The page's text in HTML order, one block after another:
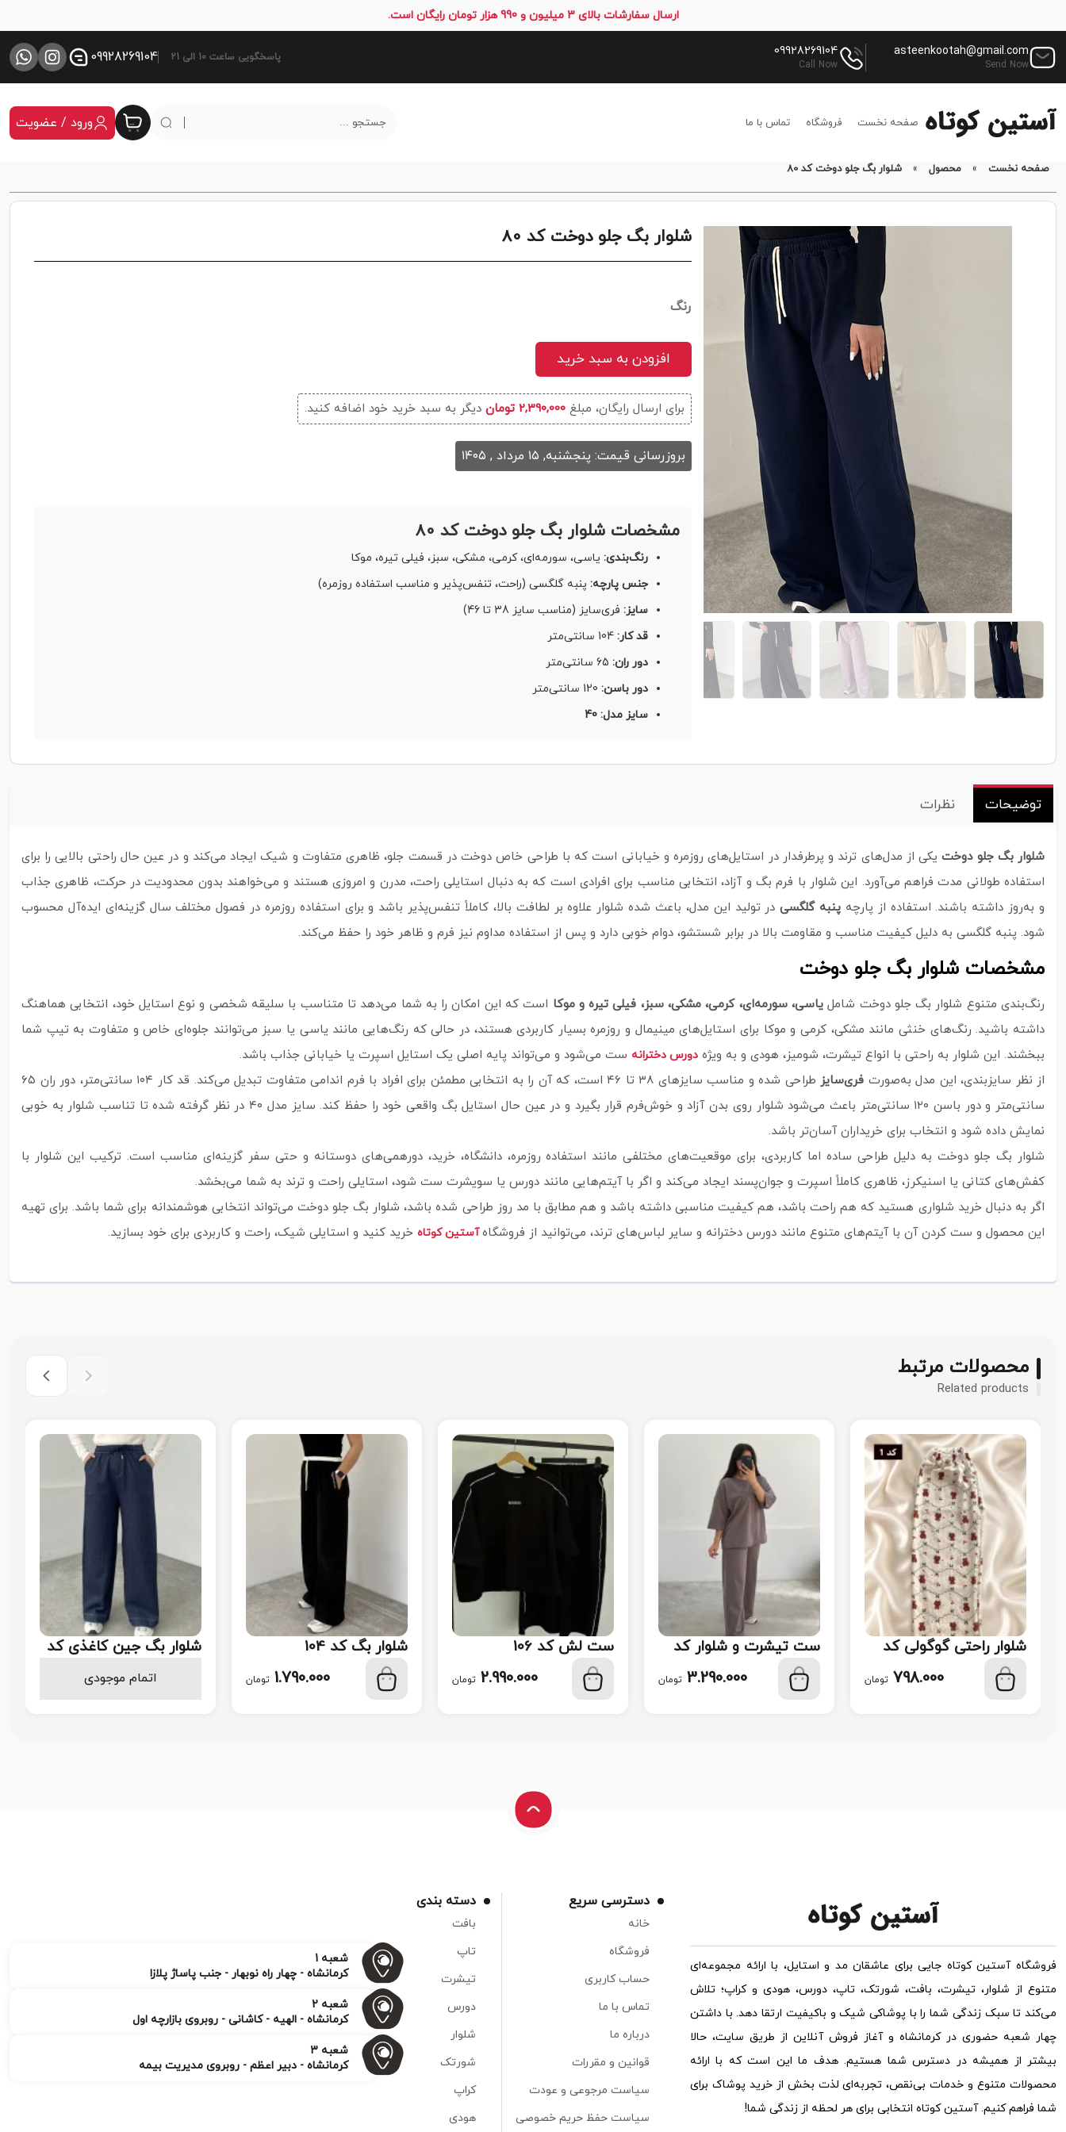
ارسال سفارشات بالای 3 میلیون و 990 هزار تومان رایگان است.
asteenkootah@gmail.com
Send Now
09928269104
Call Now
09928269104 پاسخگویی ساعت 10 الی 21
صفحه نخست فروشگاه تماس با ما ورود / عضویت
صفحه نخست » محصول » شلوار بگ جلو دوخت کد 80
شلوار بگ جلو دوخت کد 80
رنگ
افزودن به سبد خرید
برای ارسال رایگان، مبلغ2,390,000 تومان دیگر به سبد خرید خود اضافه کنید.
بروزرسانی قیمت: پنجشنبه, ۱۵ مرداد , ۱۴۰۵
مشخصات شلوار بگ جلو دوخت کد 80
رنگ‌بندی: یاسی، سورمه‌ای، کرمی، مشکی، سبز، فیلی تیره، موکا
جنس پارچه: پنبه گلگسی (راحت، تنفس‌پذیر و مناسب استفاده روزمره)
سایز: فری‌سایز (مناسب سایز 38 تا 46)
قد کار: 104 سانتی‌متر
دور ران:
دور باسن:
سایز مدل: 40
توضیحات نظرات
شلوار بگ جلو دوختیکی از مدل‌های ترند و پرطرفدار در استایل‌های روزمره و خیابانی است که با طراحی خاص دوخت در قسمت جلو، ظاهری متفاوت و شیک ایجاد می‌کند و در عین حال راحتی بالایی را برای
استفاده طولانی‌ مدت فراهم می‌آورد. این شلوار با فرم بگ و آزاد، انتخابی مناسب برای افرادی است که به دنبال استایلی راحت، مدرن و امروزی هستند و می‌خواهند بدون محدودیت در حرکت، ظاهری جذاب
و به‌روز داشته باشند. استفاده از پارچه پنبه گلگسیدر تولید این مدل، باعث شده شلوار علاوه بر لطافت بالا، کاملاً تنفس‌پذیر باشد و برای استفاده روزمره در فصول مختلف سال گزینه‌ای ایده‌آل محسوب
شود. پنبه گلگسی به دلیل کیفیت مناسب و مقاومت بالا در برابر شستشو، دوام خوبی دارد و پس از استفاده مداوم نیز فرم و ظاهر خود را حفظ می‌کند.
مشخصات شلوار بگ جلو دوخت
رنگ‌بندی متنوع شلوار بگ جلو دوخت شاملیاسی، سورمه‌ای، کرمی، مشکی، سبز، فیلی تیره و موکا است که این امکان را به شما می‌دهد تا متناسب با سلیقه شخصی و نوع استایل خود، انتخابی هماهنگ
داشته باشید. رنگ‌های خنثی مانند مشکی، کرمی و موکا برای استایل‌های مینیمال و روزمره بسیار کاربردی هستند، در حالی که رنگ‌هایی مانند یاسی یا سبز می‌توانند جلوه‌ای خاص و متفاوت به تیپ شما
ببخشند. این شلوار به‌ راحتی با انواع تیشرت، شومیز، هودی و به‌ ویژه دورس دخترانه ست می‌شود و می‌تواند پایه اصلی یک استایل اسپرت یا خیابانی جذاب باشد.
از نظر سایزبندی، این مدل به‌صورت فری‌سایز
طراحی شده و مناسب سایزهای ۳۸ تا ۴۶ است، که آن را به انتخابی مطمئن برای افراد با فرم اندامی متفاوت تبدیل می‌کند. قد کار ۱۰۴ سانتی‌متر، دور ران ۶۵
سانتی‌متر و دور باسن ۱۲۰ سانتی‌متر باعث می‌شود شلوار روی بدن آزاد و خوش‌فرم قرار بگیرد و در عین حال استایل بگ واقعی خود را حفظ کند. سایز مدل ۴۰ در نظر گرفته شده تا تناسب شلوار به‌ خوبی
نمایش داده شود و انتخاب برای خریداران آسان‌تر باشد.
شلوار بگ جلو دوخت به دلیل طراحی ساده اما کاربردی، برای موقعیت‌های مختلفی مانند استفاده روزمره، دانشگاه، خرید، دورهمی‌های دوستانه و حتی سفر گزینه‌ای مناسب است. ترکیب این شلوار با
کفش‌های کتانی یا اسنیکرز، ظاهری کاملاً اسپرت و جوان‌پسند ایجاد می‌کند و اگر با آیتم‌هایی مانند دورس یا سویشرت ست شود، استایلی راحت و ترند به شما می‌بخشد.
اگر به دنبال خرید شلواری هستید که هم راحت باشد، هم کیفیت مناسبی داشته باشد و هم مطابق با مد روز طراحی شده باشد، شلوار بگ جلو دوخت می‌تواند انتخابی هوشمندانه برای شما باشد. برای تهیه
این محصول و ست کردن آن با آیتم‌های متنوع مانند دورس دخترانه و سایر لباس‌های ترند، می‌توانید از فروشگاهآستین کوتاه خرید کنید و استایلی شیک، راحت و کاربردی برای خود بسازید.
محصولات مرتبط
Related products
شلوار راحتی گوگولی کد
113
798.000 تومان
ست تیشرت و شلوار کد
110
3.290.000 تومان
ست لش کد 106
2.990.000 تومان
شلوار بگ کد 104
1.790.000 تومان
شلوار بگ جین کاغذی کد
1.598.000
اتمام موجودی
فروشگاه آستین کوتاه جایی برای عاشقان مد و استایل، با ارائه مجموعه‌ای
متنوع از شلوار، تیشرت، بافت، شورتک، تاپ، دورس، هودی و کراپ؛ تلاش
می‌کند تا سبک زندگی شما را با پوشاکی شیک و باکیفیت ارتقا دهد. با داشتن
چهار شعبه حضوری در کرمانشاه و آغاز فروش آنلاین از طریق سایت، حالا
بیشتر از همیشه در دسترس شما هستیم. هدف ما این است که با ارائه
محصولات متنوع و خدمات بی‌نقص، تجربه‌ای لذت بخش از خرید پوشاک برای
شما فراهم کنیم. آستین کوتاه انتخابی برای هر لحظه از زندگی شما!
دسترسی سریع
خانه
فروشگاه
حساب کاربری
تماس با ما
درباره ما
قوانین و مقررات
سیاست مرجوعی و عودت
سیاست حفظ حریم خصوصی
دسته بندی
بافت
تاپ
تیشرت
دورس
شلوار
شورتک
کراپ
هودی
شعبه 1
کرمانشاه - چهار راه نوبهار - جنب پاساژ پلازا
شعبه 2
کرمانشاه - الهیه - کاشانی - روبروی بازارچه اول
شعبه 3
کرمانشاه - دبیر اعظم - روبروی مدیریت بیمه